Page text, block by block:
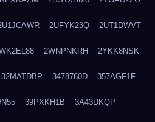
2UFYK23Q 2UT1DWVT
2WNPNKRH 2YKK8NSK
32MATDBP 3478760D 357AGF1F
39PXKH1B 3A43DKQP